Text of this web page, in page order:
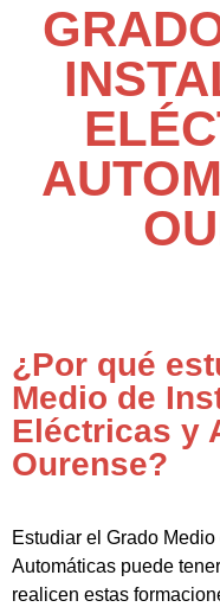
¿Por qué
Medio de
Eléctricas y
Ourense?
Estudiar el Grado
Automáticas puede
realicen estas